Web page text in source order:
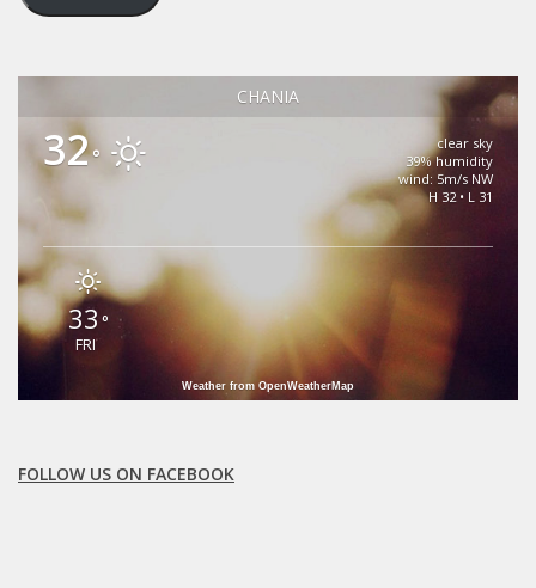
CHANIA
32°
clear sky
39% humidity
wind: 5m/s NW
H 32 • L 31
33 °
FRI
Weather from OpenWeatherMap
FOLLOW US ON FACEBOOK